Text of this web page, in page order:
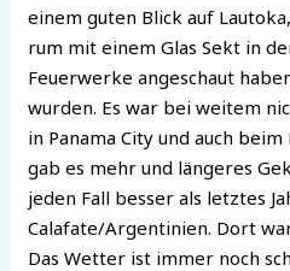
einem guten Blick auf
rum mit einem Glas Sekt in
Feuerwerke angeschaut
wurden. Es war bei weitem
in Panama City und auch
gab es mehr und längeres
jeden Fall besser als letztes
Calafate/Argentinien. Dort
Das Wetter ist immer noch